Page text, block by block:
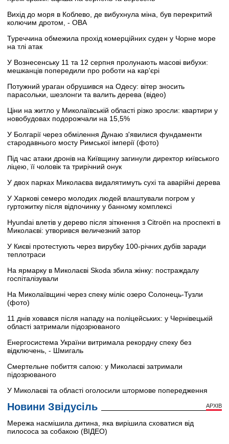
Вихід до моря в Коблево, де вибухнула міна, був перекритий
колючим дротом, - ОВА
Туреччина обмежила прохід комерційних суден у Чорне море
на тлі атак
У Вознесенську 11 та 12 серпня пролунають масові вибухи:
мешканців попередили про роботи на кар'єрі
Потужний ураган обрушився на Одесу: вітер зносить
парасольки, шезлонги та валить дерева (відео)
Ціни на житло у Миколаївській області різко зросли: квартири у
новобудовах подорожчали на 15,5%
У Болгарії через обмілення Дунаю з'явилися фундаменти
стародавнього мосту Римської імперії (фото)
Під час атаки дронів на Київщину загинули директор київського
ліцею, її чоловік та трирічний онук
У двох парках Миколаєва видалятимуть сухі та аварійні дерева
У Харкові семеро молодих людей влаштували погром у
гуртожитку після відпочинку у банному комплексі
Hyundai влетів у дерево після зіткнення з Citroën на проспекті в
Миколаєві: утворився величезний затор
У Києві протестують через вирубку 100-річних дубів заради
теплотраси
На ярмарку в Миколаєві Skoda збила жінку: постраждалу
госпіталізували
На Миколаївщині через спеку міліє озеро Солонець-Тузли
(фото)
11 днів ховався після нападу на поліцейських: у Чернівецькій
області затримали підозрюваного
Енергосистема України витримала рекордну спеку без
відключень, - Шмигаль
Смертельне побиття сапою: у Миколаєві затримали
підозрюваного
У Миколаєві та області оголосили штормове попередження
Новини Звідусіль АРХІВ
Мережа насмішила дитина, яка вирішила сховатися від
пилососа за собакою (ВІДЕО)